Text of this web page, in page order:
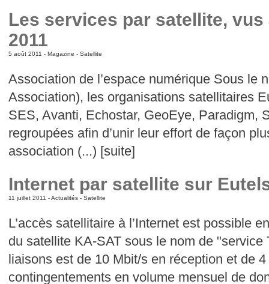
Les services par satellite, vus
2011
5 août 2011 - Magazine - Satellite
Association de l’espace numérique Sous le
Association), les organisations satellitaires
SES, Avanti, Echostar, GeoEye, Paradigm,
regroupées afin d’unir leur effort de façon
association (...) [suite]
Internet par satellite sur
11 juillet 2011 -Actualités- Satellite
L’accès satellitaire à l’Internet est possible
du satellite KA-SAT sous le nom de "service
liaisons est de 10 Mbit/s en réception et de
contingentements en volume mensuel de